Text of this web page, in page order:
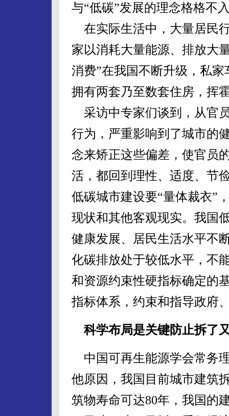
与“低碳”发展的理念格格不
在实际生活中，大量居民
家以消耗大量能源、排放大
消费”在我国不断升级，私
拥有两套乃至数套住房，挥
采访中专家们谈到，从官
行为，严重影响到了城市的
念来矫正这些偏差，使官员
活，都回到理性、适度、节
低碳城市建设要“量体裁衣”
现状和其他客观现实。我国
健康发展、居民生活水平不
化碳排放处于较低水平，不
和资源约束性硬指标确定的
指标体系，约束和指导政府
科学布局是关键防止拆了
中国可再生能源学会常务
他原因，我国目前城市建筑
筑物寿命可达80年，我国的